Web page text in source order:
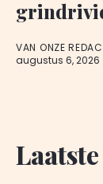
VAN ONZE
augustus 6, 2026